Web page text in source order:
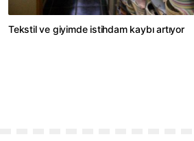
Tekstil ve giyimde istihdam kaybı artıyor